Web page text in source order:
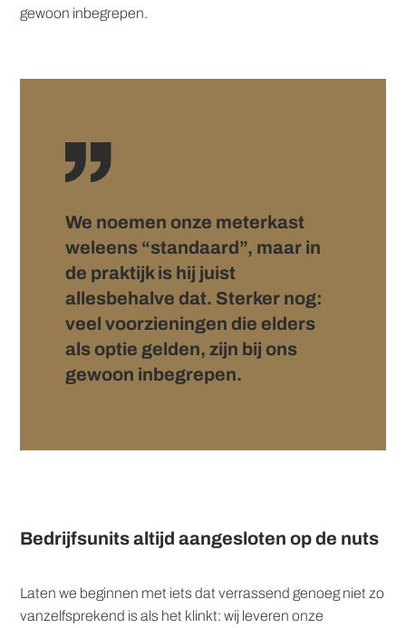
gewoon inbegrepen.
Bedrijfsunits altijd aangesloten op de nuts
Laten we beginnen met iets dat verrassend genoeg niet zo
vanzelfsprekend is als het klinkt: wij leveren onze
We noemen onze meterkast
weleens “standaard”, maar in
de praktijk is hij juist
allesbehalve dat. Sterker nog:
veel voorzieningen die elders
als optie gelden, zijn bij ons
gewoon inbegrepen.